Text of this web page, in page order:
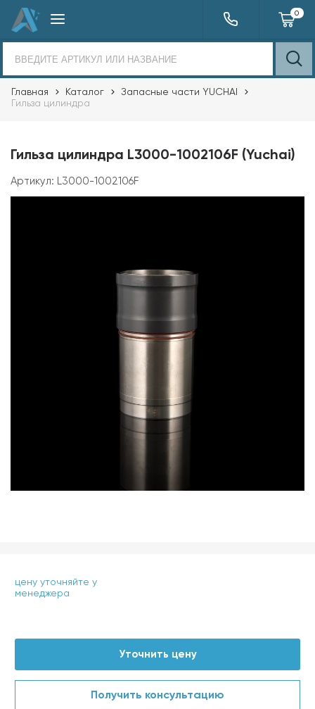
0
Главная Каталог
Запасные части YUCHAI
Гильза цилиндра
Гильза цилиндра L3000-1002106F (Yuchai)
Артикул: L3000-1002106F
цену уточняйте у
менеджера
Уточнить цену
Получить консультацию